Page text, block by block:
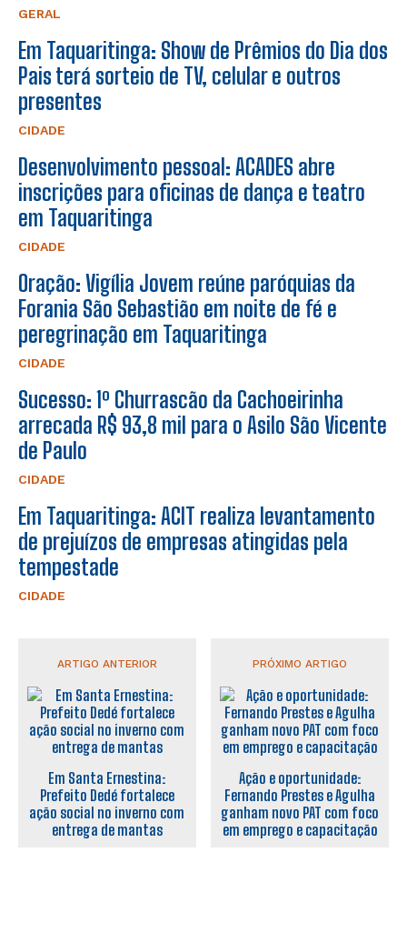
GERAL
Em Taquaritinga: Show de Prêmios do Dia dos
Pais terá sorteio de TV, celular e outros
presentes
CIDADE
Desenvolvimento pessoal: ACADES abre
inscrições para oficinas de dança e teatro
em Taquaritinga
CIDADE
Oração: Vigília Jovem reúne paróquias da
Forania São Sebastião em noite de fé e
peregrinação em Taquaritinga
CIDADE
Sucesso: 1º Churrascão da Cachoeirinha
arrecada R$ 93,8 mil para o Asilo São Vicente
de Paulo
CIDADE
Em Taquaritinga: ACIT realiza levantamento
de prejuízos de empresas atingidas pela
tempestade
CIDADE
ARTIGO ANTERIOR
Em Santa Ernestina:
Prefeito Dedé fortalece
ação social no inverno com
entrega de mantas
PRÓXIMO ARTIGO
Ação e oportunidade:
Fernando Prestes e Agulha
ganham novo PAT com foco
em emprego e capacitação